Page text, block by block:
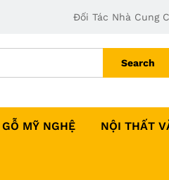
Đối Tác Nhà Cung
Search
GỖ MỸ NGHỆ NỘI THẤT